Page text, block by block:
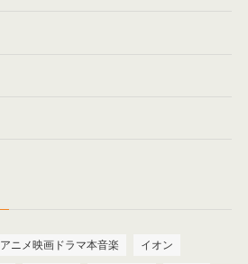
アニメ映画ドラマ本音楽 イオン